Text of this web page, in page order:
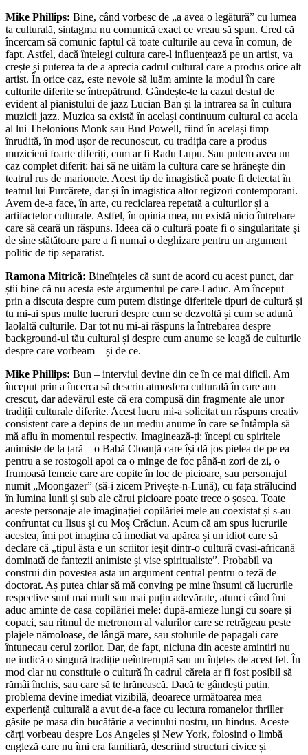
Mike Phillips: Bine, când vorbesc de „a avea o legătură” cu lumea
ta culturală, sintagma nu comunică exact ce vreau să spun. Cred că
încercam să comunic faptul că toate culturile au ceva în comun, de
fapt. Astfel, dacă înțelegi cultura care-l influențează pe un artist, va
crește și puterea ta de a aprecia cadrul cultural care a produs orice alt
artist. În orice caz, este nevoie să luăm aminte la modul în care
culturile diferite se întrepătrund. Gândește-te la cazul destul de
evident al pianistului de jazz Lucian Ban și la intrarea sa în cultura
muzicii jazz. Muzica sa există în același continuum cultural ca acela
al lui Thelonious Monk sau Bud Powell, fiind în același timp
înrudită, în mod ușor de recunoscut, cu tradiția care a produs
muzicieni foarte diferiți, cum ar fi Radu Lupu. Sau putem avea un
caz complet diferit: hai să ne uităm la cultura care se hrănește din
teatrul rus de marionete. Acest tip de imagistică poate fi detectat în
teatrul lui Purcărete, dar și în imagistica altor regizori contemporani.
Avem de-a face, în arte, cu reciclarea repetată a culturilor și a
artifactelor culturale. Astfel, în opinia mea, nu există nicio întrebare
care să ceară un răspuns. Ideea că o cultură poate fi o singularitate și
de sine stătătoare pare a fi numai o deghizare pentru un argument
politic de tip separatist.
Ramona Mitrică: Bineînțeles că sunt de acord cu acest punct, dar
știi bine că nu acesta este argumentul pe care-l aduc. Am început
prin a discuta despre cum putem distinge diferitele tipuri de cultură și
tu mi-ai spus multe lucruri despre cum se dezvoltă și cum se adună
laolaltă culturile. Dar tot nu mi-ai răspuns la întrebarea despre
background-ul tău cultural și despre cum anume se leagă de culturile
despre care vorbeam – și de ce.
Mike Phillips: Bun – interviul devine din ce în ce mai dificil. Am
început prin a încerca să descriu atmosfera culturală în care am
crescut, dar adevărul este că era compusă din fragmente ale unor
tradiții culturale diferite. Acest lucru mi-a solicitat un răspuns creativ
consistent care a depins de un mediu anume în care se întâmpla să
mă aflu în momentul respectiv. Imaginează-ți: începi cu spiritele
animiste de la țară – o Babă Cloanță care își dă jos pielea de pe ea
pentru a se rostogoli apoi ca o minge de foc până-n zori de zi, o
frumoasă femeie care are copite în loc de picioare, sau personajul
numit „Moongazer” (să-i zicem Privește-n-Lună), cu fața strălucind
în lumina lunii și sub ale cărui picioare poate trece o șosea. Toate
aceste personaje ale imaginației copilăriei mele au coexistat și s-au
confruntat cu Iisus și cu Moș Crăciun. Acum că am spus lucrurile
acestea, îmi pot imagina că imediat va apărea și un idiot care să
declare că „tipul ăsta e un scriitor ieșit dintr-o cultură cvasi-africană
dominată de fantezii animiste și vise spiritualiste”. Probabil va
construi din povestea asta un argument central pentru o teză de
doctorat. Aș putea chiar să mă conving pe mine însumi că lucrurile
respective sunt mai mult sau mai puțin adevărate, atunci când îmi
aduc aminte de casa copilăriei mele: după-amieze lungi cu soare și
copaci, sau ritmul de metronom al valurilor care se retrăgeau peste
plajele nămoloase, de lângă mare, sau stolurile de papagali care
întunecau cerul zorilor. Dar, de fapt, niciuna din aceste amintiri nu
ne indică o singură tradiție neîntreruptă sau un înțeles de acest fel. În
mod clar nu constituie o cultură în cadrul căreia ar fi fost posibil să
rămâi închis, sau care să te hrănească. Dacă te gândești puțin,
problema devine imediat vizibilă, deoarece următoarea mea
experiență culturală a avut de-a face cu lectura romanelor thriller
găsite pe masa din bucătărie a vecinului nostru, un hindus. Aceste
cărți vorbeau despre Los Angeles și New York, folosind o limbă
engleză care nu îmi era familiară, descriind structuri civice și